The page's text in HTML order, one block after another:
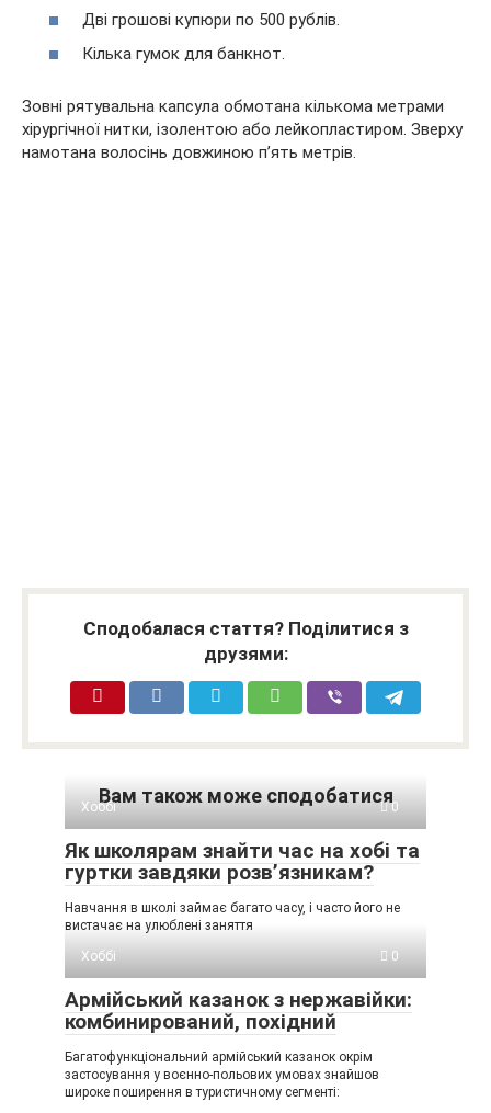
Дві грошові купюри по 500 рублів.
Кілька гумок для банкнот.
Зовні рятувальна капсула обмотана кількома метрами
хірургічної нитки, ізолентою або лейкопластиром. Зверху
намотана волосінь довжиною п’ять метрів.
Сподобалася стаття? Поділитися з
друзями:
Вам також може сподобатися
Хоббі 0
Як школярам знайти час на хобі та
гуртки завдяки розв’язникам?
Навчання в школі займає багато часу, і часто його не
вистачає на улюблені заняття
Хоббі
0
Армійський казанок з нержавійки:
комбинирований, похідний
Багатофункціональний армійський казанок окрім
застосування у воєнно-польових умовах знайшов
широке поширення в туристичному сегменті: